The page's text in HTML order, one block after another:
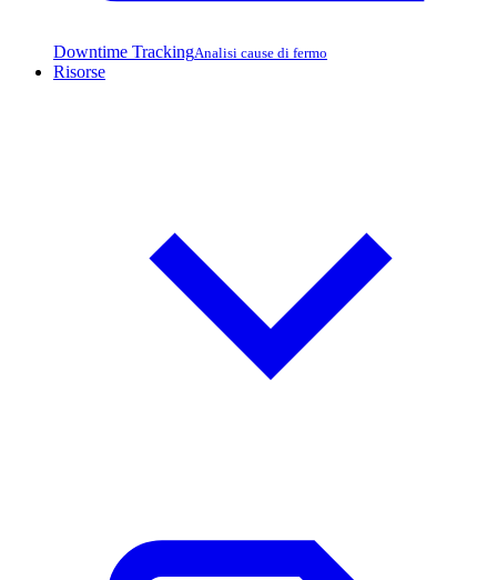
Downtime TrackingAnalisi cause di fermo
Risorse